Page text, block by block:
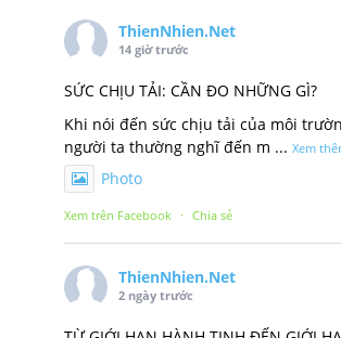
ThienNhien.Net
14 giờ trước
SỨC CHỊU TẢI: CẦN ĐO NHỮNG GÌ?
Khi nói đến sức chịu tải của môi
người ta thường nghĩ đến m ... Xem
Photo
Xem trên Facebook · Chia sẻ
ThienNhien.Net
2 ngày trước